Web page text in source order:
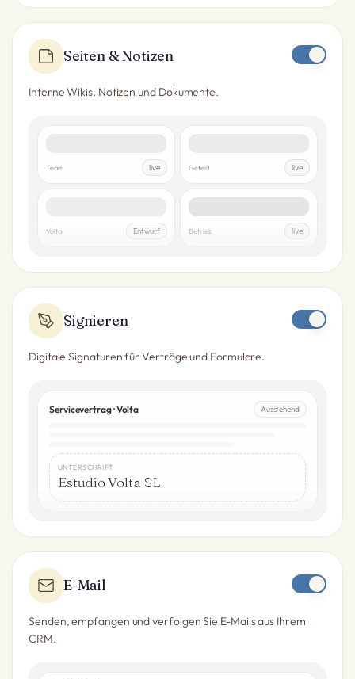
Seiten & Notizen
Interne Wikis, Notizen und Dokumente.
Onboarding-Leitfaden
Team live Servicepreise
Geteilt live
Besprechungsnotizen
Volta Entwurf Abschluss-Checkliste
Betrieb live
Signieren
Digitale Signaturen für Verträge und Formulare.
Servicevertrag · Volta Ausstehend
UNTERSCHRIFT
Estudio Volta SL
E-Mail
Senden, empfangen und verfolgen Sie E-Mails aus Ihrem
CRM.